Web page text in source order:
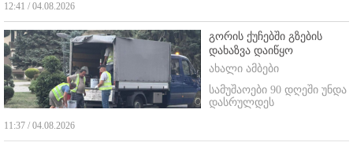
12:41 / 04.08.2026
გორის ქუჩებში გზების
დახაზვა დაიწყო
ახალი ამბები
სამუშაოები 90 დღეში უნდა
დასრულდეს
11:37 / 04.08.2026